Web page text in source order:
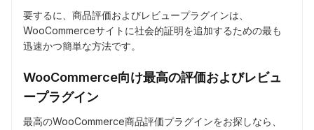
要するに、商品評価およびレビュープラグインは、
WooCommerceサイトに社会的証明を追加するための最も
迅速かつ簡単な方法です。
WooCommerce向け最高の評価およびレビュ
ープラグイン
最高のWooCommerce商品評価プラグインをお探しなら、